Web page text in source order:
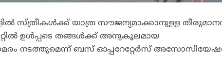
യാത്ര സൗജന്യമാക്കാനുള്ള
ഉൾപ്പടെ തങ്ങൾക്ക് അനുകൂലമായ
സമരം നടത്തുമെന്ന് ബസ് ഓപ്പറേറ്റേർസ്